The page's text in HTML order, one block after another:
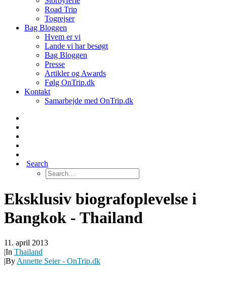
Road Trip
Togrejser
Bag Bloggen
Hvem er vi
Lande vi har besøgt
Bag Bloggen
Presse
Artikler og Awards
Følg OnTrip.dk
Kontakt
Samarbejde med OnTrip.dk
Search
Eksklusiv biografoplevelse i
Bangkok - Thailand
11. april 2013
|In Thailand
|By Annette Seier - OnTrip.dk